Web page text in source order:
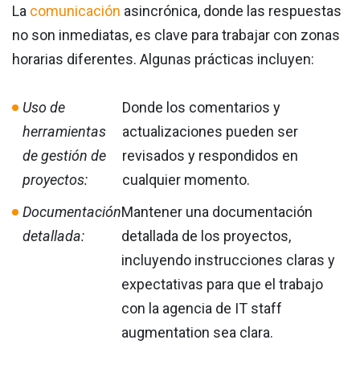
La comunicación asincrónica, donde las respuestas
no son inmediatas, es clave para trabajar con zonas
horarias diferentes. Algunas prácticas incluyen:
Uso de
herramientas
de gestión de
proyectos:
Donde los comentarios y
actualizaciones pueden ser
revisados y respondidos en
cualquier momento.
Documentación
detallada:
Mantener una documentación
detallada de los proyectos,
incluyendo instrucciones claras y
expectativas para que el trabajo
con la agencia de IT staff
augmentation sea clara.